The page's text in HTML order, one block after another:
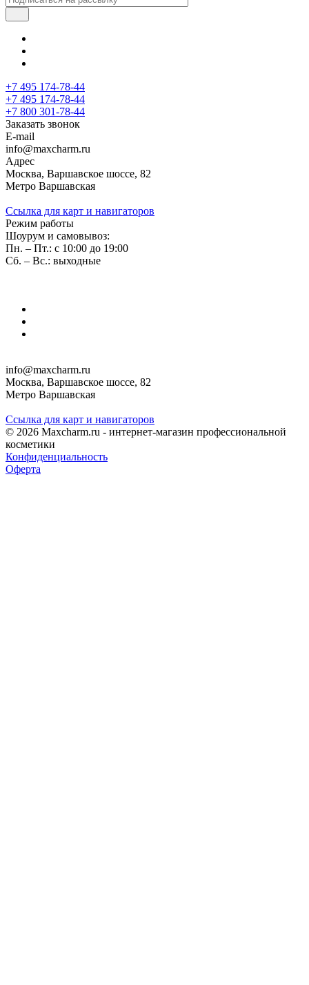
+7 495 174-78-44
+7 495 174-78-44
+7 800 301-78-44
Заказать звонок
E-mail
info@maxcharm.ru
Адрес
Москва, Варшавское шоссе, 82
Метро Варшавская
Ссылка для карт и навигаторов
Режим работы
Шоурум и самовывоз:
Пн. – Пт.: с 10:00 до 19:00
Сб. – Вс.: выходные
info@maxcharm.ru
Москва, Варшавское шоссе, 82
Метро Варшавская
Ссылка для карт и навигаторов
© 2026 Maxcharm.ru - интернет-магазин профессиональной
косметики
Конфиденциальность
Оферта